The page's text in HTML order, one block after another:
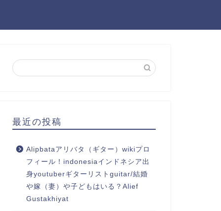
最近の投稿
Alipbataアリバタ（ギター）wikiプロ
フィール！indonesiaインドネシア出
身youtuberギターリストguitar/結婚
や嫁（妻）や子どもはいる？Alief
Gustakhiyat